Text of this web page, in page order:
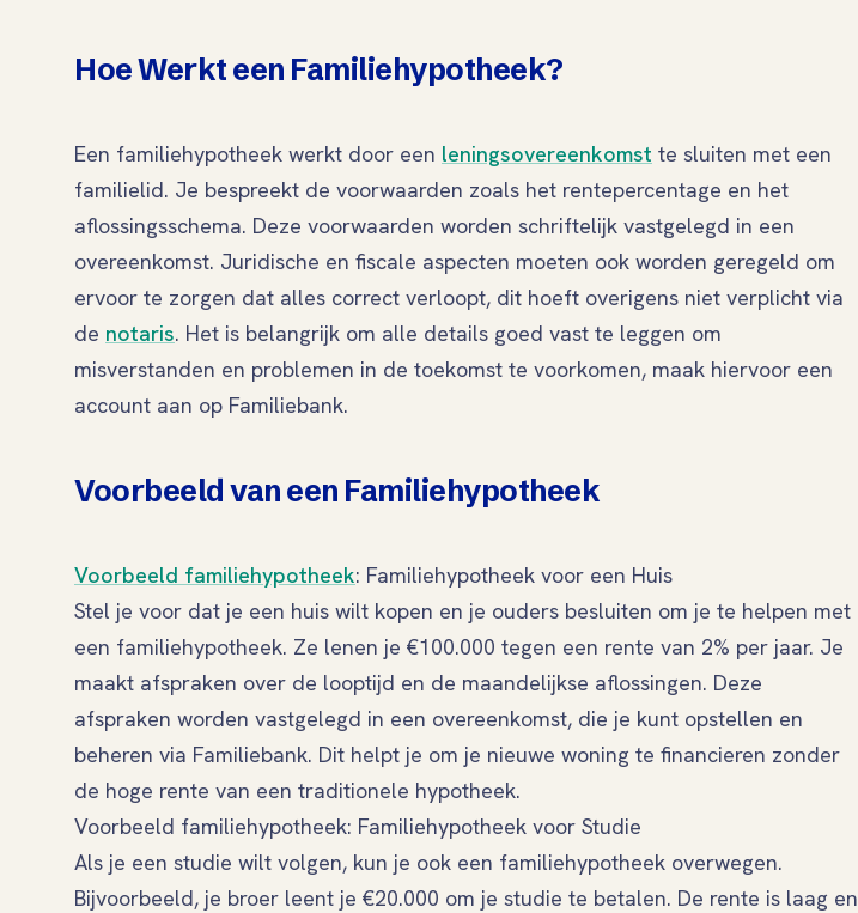
Hoe Werkt een Familiehypotheek?
Een familiehypotheek werkt door een leningsovereenkomst te sluiten met een
familielid. Je bespreekt de voorwaarden zoals het rentepercentage en het
aflossingsschema. Deze voorwaarden worden schriftelijk vastgelegd in een
overeenkomst. Juridische en fiscale aspecten moeten ook worden geregeld om
ervoor te zorgen dat alles correct verloopt, dit hoeft overigens niet verplicht via
de notaris. Het is belangrijk om alle details goed vast te leggen om
misverstanden en problemen in de toekomst te voorkomen, maak hiervoor een
account aan op Familiebank.
Voorbeeld van een Familiehypotheek
Voorbeeld familiehypotheek: Familiehypotheek voor een Huis
Stel je voor dat je een huis wilt kopen en je ouders besluiten om je te helpen met
een familiehypotheek. Ze lenen je €100.000 tegen een rente van 2% per jaar. Je
maakt afspraken over de looptijd en de maandelijkse aflossingen. Deze
afspraken worden vastgelegd in een overeenkomst, die je kunt opstellen en
beheren via Familiebank. Dit helpt je om je nieuwe woning te financieren zonder
de hoge rente van een traditionele hypotheek.
Voorbeeld familiehypotheek: Familiehypotheek voor Studie
Als je een studie wilt volgen, kun je ook een familiehypotheek overwegen.
Bijvoorbeeld, je broer leent je €20.000 om je studie te betalen. De rente is laag en